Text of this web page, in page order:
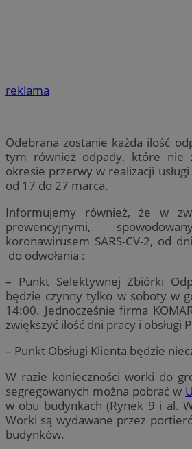
reklama
Odebrana zostanie każda ilość
tym również odpady, które nie
okresie przerwy w realizacji
od 17 do 27 marca.
Informujemy również, że w
prewencyjnymi,
koronawirusem SARS-CV-2, od
do odwołania :
– Punkt Selektywnej Zbiórki
będzie czynny tylko w soboty w
14:00. Jednocześnie firma
zwiększyć ilość dni pracy i obsługi
– Punkt Obsługi Klienta będzie
W razie konieczności worki do
segregowanych można pobrać w
w obu budynkach (Rynek 9 i al.
Worki są wydawane przez
budynków.